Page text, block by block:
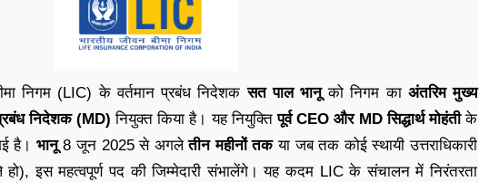
निगम (LIC) के वर्तमान प्रबंध निदेशकसत पाल भानूको निगम का अंतरिम मुख्य
निदेशक (MD) नियुक्त किया है। यह नियुक्तिपूर्व CEO और MD सिद्धार्थ मोहंतीके
है। भानू8 जून 2025 से अगलेतीन महीनों तकया जब तक कोई स्थायी उत्तराधिकारी
हो), इस महत्वपूर्ण पद की जिम्मेदारी संभालेंगे। यह कदम LIC के संचालन में निरंतरता